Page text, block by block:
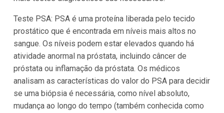
Teste PSA: PSA é uma proteína liberada pelo tecido
prostático que é encontrada em níveis mais altos no
sangue. Os níveis podem estar elevados quando há
atividade anormal na próstata, incluindo câncer de
próstata ou inflamação da próstata. Os médicos
analisam as características do valor do PSA para decidir
se uma biópsia é necessária, como nível absoluto,
mudança ao longo do tempo (também conhecida como